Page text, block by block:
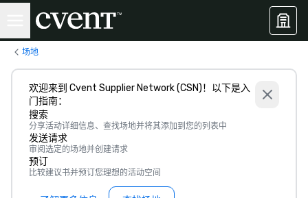
场地
欢迎来到 Cvent Supplier Network (CSN)！以下是入
门指南：
搜索
分享活动详细信息、查找场地并将其添加到您的列表中
发送请求
审阅选定的场地并创建请求
预订
比较建议书并预订您理想的活动空间